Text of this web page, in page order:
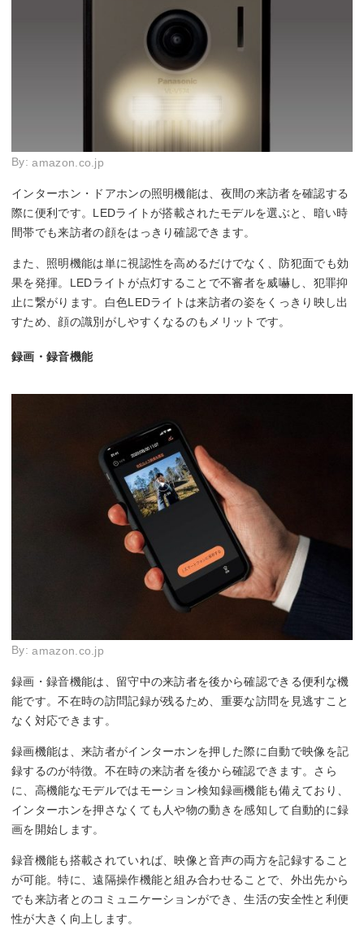
By:amazon.co.jp
インターホン・ドアホンの照明機能は、夜間の来訪者を確認する
際に便利です。LEDライトが搭載されたモデルを選ぶと、暗い時
間帯でも来訪者の顔をはっきり確認できます。
また、照明機能は単に視認性を高めるだけでなく、防犯面でも効
果を発揮。LEDライトが点灯することで不審者を威嚇し、犯罪抑
止に繋がります。白色LEDライトは来訪者の姿をくっきり映し出
すため、顔の識別がしやすくなるのもメリットです。
録画・録音機能
By:amazon.co.jp
録画・録音機能は、留守中の来訪者を後から確認できる便利な機
能です。不在時の訪問記録が残るため、重要な訪問を見逃すこと
なく対応できます。
録画機能は、来訪者がインターホンを押した際に自動で映像を記
録するのが特徴。不在時の来訪者を後から確認できます。さら
に、高機能なモデルではモーション検知録画機能も備えており、
インターホンを押さなくても人や物の動きを感知して自動的に録
画を開始します。
録音機能も搭載されていれば、映像と音声の両方を記録すること
が可能。特に、遠隔操作機能と組み合わせることで、外出先から
でも来訪者とのコミュニケーションができ、生活の安全性と利便
性が大きく向上します。